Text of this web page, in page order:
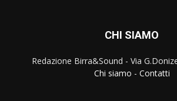
CHI SIAMO
Redazione Birra&Sound - Via
Chi siamo - Contatti